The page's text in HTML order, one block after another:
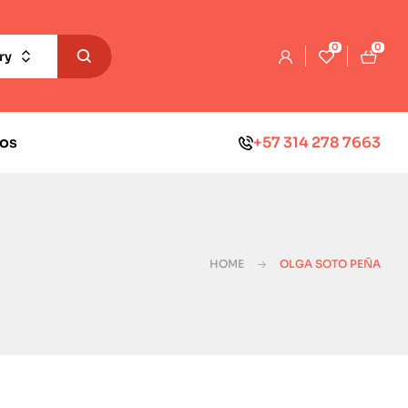
0 0
+57 314 278 7663
HOME OLGA SOTO PEÑA